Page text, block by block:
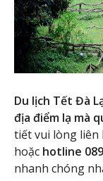
Du lịch Tết Đà
địa điểm lạ mà
tiết vui lòng liên
hoặc hotline
nhanh chóng